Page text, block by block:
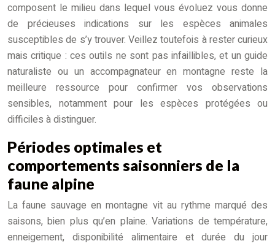
composent le milieu dans lequel vous évoluez vous donne
de précieuses indications sur les espèces animales
susceptibles de s’y trouver. Veillez toutefois à rester curieux
mais critique : ces outils ne sont pas infaillibles, et un guide
naturaliste ou un accompagnateur en montagne reste la
meilleure ressource pour confirmer vos observations
sensibles, notamment pour les espèces protégées ou
difficiles à distinguer.
Périodes optimales et
comportements saisonniers de la
faune alpine
La faune sauvage en montagne vit au rythme marqué des
saisons, bien plus qu’en plaine. Variations de température,
enneigement, disponibilité alimentaire et durée du jour